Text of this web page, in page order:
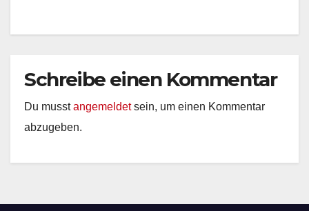
Schreibe einen Kommentar
Du musstangemeldetsein, um einen Kommentar
abzugeben.